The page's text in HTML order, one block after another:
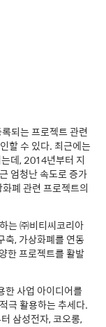
되는 프로젝트 관련
할 수 있다. 최근에는
데, 2014년부터 지
엄청난 속도로 증가
폐 관련 프로젝트의
는 ㈜비티씨코리아
축, 가상화폐를 연동
한 프로젝트를 활발
한 사업 아이디어를
극 활용하는 추세다.
삼성전자, 코오롱,